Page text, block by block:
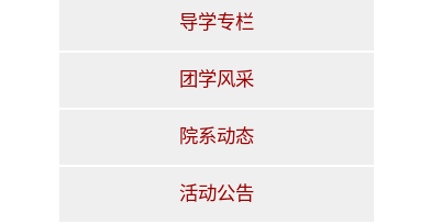
导学专栏
团学风采
院系动态
活动公告